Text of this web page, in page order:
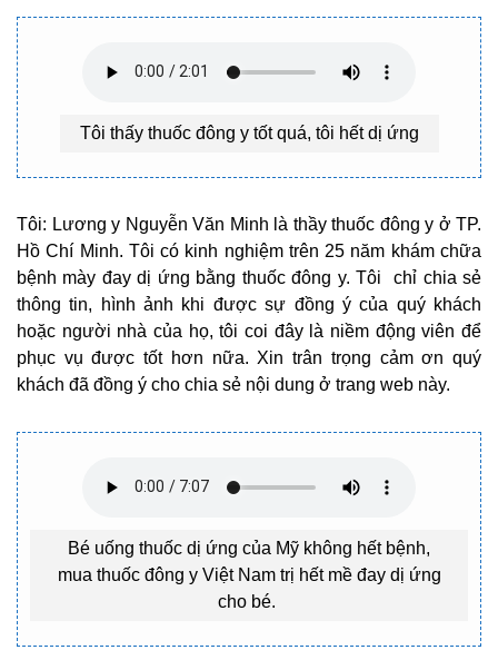
Tôi thấy thuốc đông y tốt quá, tôi hết dị ứng
Tôi: Lương y Nguyễn Văn Minh là thầy thuốc đông y ở TP.
Hồ Chí Minh. Tôi có kinh nghiệm trên 25 năm khám chữa
bệnh mày đay dị ứng bằng thuốc đông y. Tôi chỉ chia sẻ
thông tin, hình ảnh khi được sự đồng ý của quý khách
hoặc người nhà của họ, tôi coi đây là niềm động viên để
phục vụ được tốt hơn nữa. Xin trân trọng cảm ơn quý
khách đã đồng ý cho chia sẻ nội dung ở trang web này.
Bé uống thuốc dị ứng của Mỹ không hết bệnh,
mua thuốc đông y Việt Nam trị hết mề đay dị ứng
cho bé.